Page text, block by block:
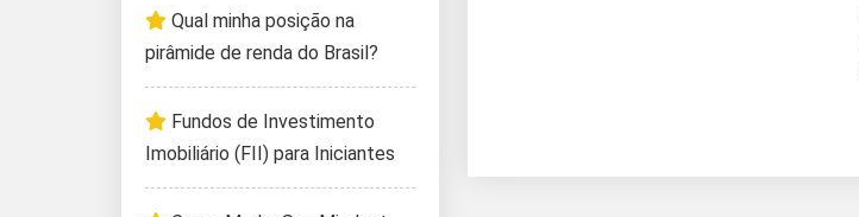
Qual minha posição na
pirâmide de renda do Brasil?
Fundos de Investimento
Imobiliário (FII) para Iniciantes